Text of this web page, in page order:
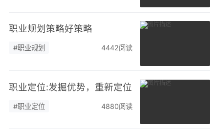
职业规划策略好策略
#职业规划 4442阅读
职业定位:发掘优势，重新定位
#职业定位 4880阅读